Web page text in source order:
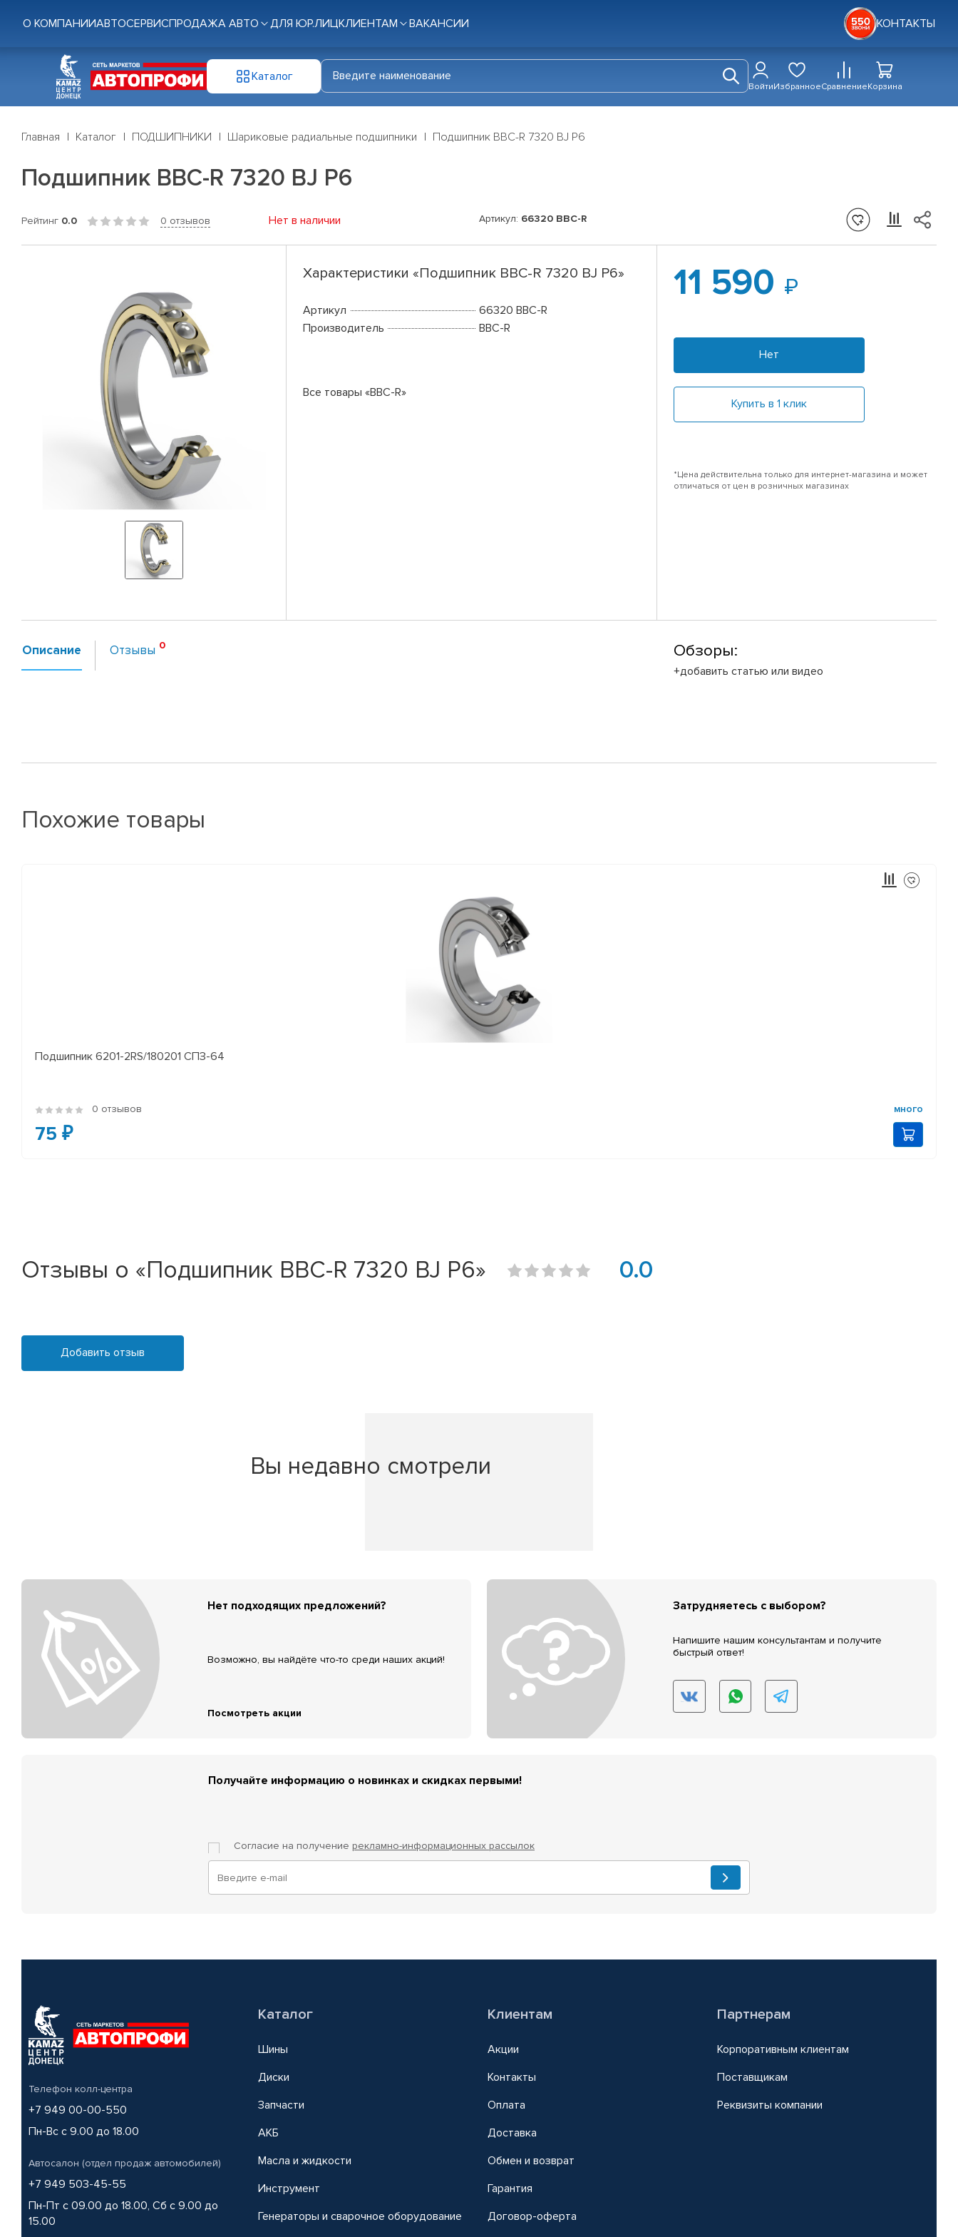
О КОМПАНИИАВТОСЕРВИСПРОДАЖА АВТО ДЛЯ ЮР.ЛИЦКЛИЕНТАМ ВАКАНСИИ КОНТАКТЫ
Каталог
ВойтиИзбранноеСравнениеКорзина
Главная Каталог ПОДШИПНИКИ Шариковые радиальные подшипники Подшипник BBC-R 7320 BJ P6
Подшипник BBC-R 7320 BJ P6
Рейтинг 0.0 0 отзывов Нет в наличии Артикул: 66320 BBC-R
Характеристики «Подшипник BBC-R 7320 BJ P6»
Артикул
66320 BBC-R
Производитель
BBC-R
Все товары «BBC-R»
11 590
Нет
Купить в 1 клик
*Цена действительна только для интернет-магазина и может
отличаться от цен в розничных магазинах
Описание Отзывы Обзоры:
+добавить статью или видео
Похожие товары
Подшипник 6201-2RS/180201 СПЗ-64
0 отзывов много
75 ₽
Отзывы о «Подшипник BBC-R 7320 BJ P6» 0.0
Добавить отзыв
Вы недавно смотрели
Нет подходящих предложений?
Возможно, вы найдёте что-то среди наших акций!
Посмотреть акции
Затрудняетесь с выбором?
Напишите нашим консультантам и получите
быстрый ответ!
Получайте информацию о новинках и скидках первыми!
Согласие на получение рекламно-информационных рассылок
Телефон колл-центра
+7 949 00-00-550
Пн-Вс с 9.00 до 18.00
Автосалон (отдел продаж автомобилей)
+7 949 503-45-55
Пн-Пт с 09.00 до 18.00, Сб с 9.00 до
15.00
Каталог
Шины
Диски
Запчасти
АКБ
Масла и жидкости
Инструмент
Генераторы и сварочное оборудование
Клиентам
Акции
Контакты
Оплата
Доставка
Обмен и возврат
Гарантия
Договор-оферта
Партнерам
Корпоративным клиентам
Поставщикам
Реквизиты компании